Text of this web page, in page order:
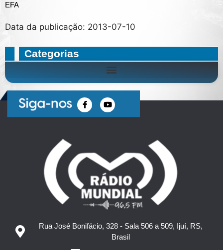
EFA
Data da publicação: 2013-07-10
Categorias
Rua José Bonifácio, 328 - Sala 506 a 509, Ijuí, RS,
Brasil